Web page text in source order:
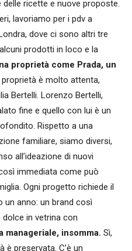
ricette e nuove proposte.
lavoriamo per i pdv a
dove ci sono altri tre
prodotti in loco e la
proprietà come Prada, un
proprietà è molto attenta,
Bertelli. Lorenzo Bertelli,
fine e quello con lui è un
Rispetto a una
familiare, siamo diversi,
all’ideazione di nuovi
immediata come può
Ogni progetto richiede il
anno: un brand così
in vetrina con
manageriale, insomma. Sì,
preservata. C’è un